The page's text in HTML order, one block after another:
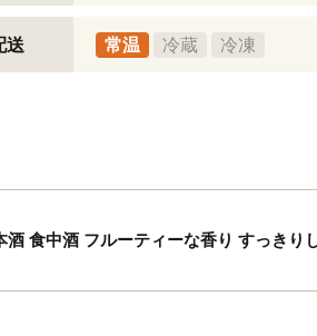
送 常温 冷蔵 冷凍
食中酒 フルーティーな香り すっきり